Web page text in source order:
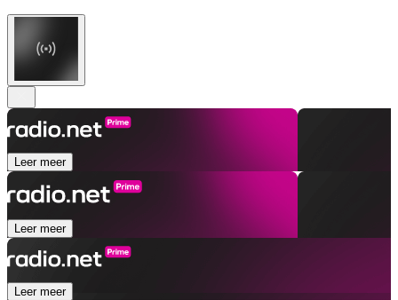
Leer meer
Leer meer
Leer meer